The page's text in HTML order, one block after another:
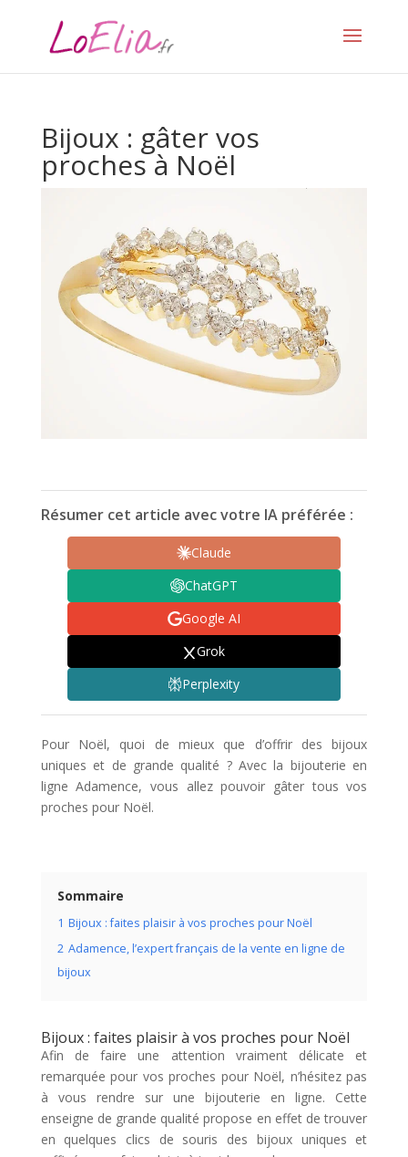
Bijoux : gâter vos
proches à Noël
Résumer cet article avec votre IA préférée :
Claude
ChatGPT
Google AI
Grok
Perplexity
Pour Noël, quoi de mieux que d’offrir des bijoux
uniques et de grande qualité ? Avec la bijouterie en
ligne Adamence, vous allez pouvoir gâter tous vos
proches pour Noël.
Sommaire
1 Bijoux : faites plaisir à vos proches pour Noël
2 Adamence, l’expert français de la vente en ligne de
bijoux
Bijoux : faites plaisir à vos proches pour Noël
Afin de faire une attention vraiment délicate et
remarquée pour vos proches pour Noël, n’hésitez pas
à vous rendre sur une bijouterie en ligne. Cette
enseigne de grande qualité propose en effet de trouver
en quelques clics de souris des bijoux uniques et